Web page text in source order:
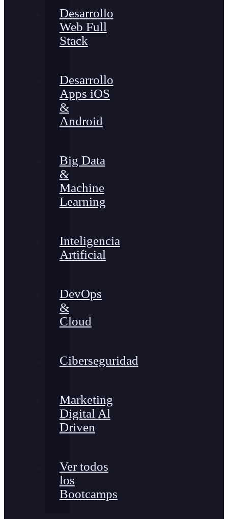
Desarrollo
Web Full
Stack
Desarrollo
Apps iOS
&
Android
Big Data
&
Machine
Learning
Inteligencia
Artificial
DevOps
&
Cloud
Ciberseguridad
Marketing
Digital Al
Driven
Ver todos
los
Bootcamps